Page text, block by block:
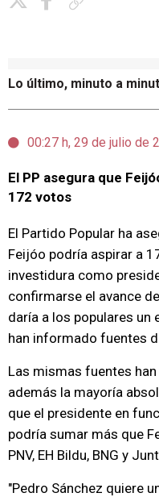
Lo último, minuto a
00:27 h, 29 de julio de
El PP asegura que
172 votos
El Partido Popular ha
Feijóo podría aspirar a
investidura como
confirmarse el avance
daría a los populares un
han informado fuentes
Las mismas fuentes
además la mayoría
que el presidente en
podría sumar más que
PNV, EH Bildu, BNG y
"Pedro Sánchez quiere